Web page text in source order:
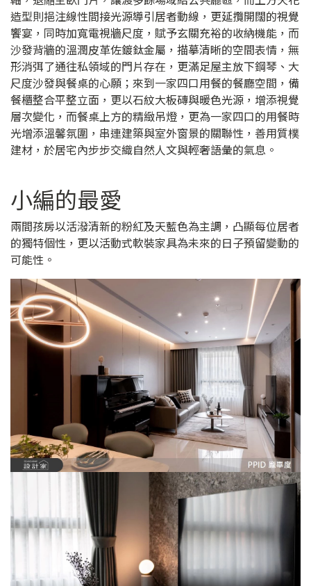
造型則挹注線性間接光源導引居者動線，更延攬開闊的視覺
饗宴，同時加寬電視牆尺度，賦予玄關充裕的收納機能，而
沙發背牆的溫潤皮革佐鍍鈦金屬，描摹清晰的空間表情，無
形消弭了通往私領域的門片存在，更滿足屋主放下鋼琴、大
尺度沙發與餐桌的心願；來到一家四口用餐的餐廳空間，備
餐櫃整合平整立面，更以石紋大板磚與暖色光源，增添視覺
層次變化，而餐桌上方的精緻吊燈，更為一家四口的用餐時
光增添溫馨氛圍，串連建築與室外窗景的關聯性，善用質樸
建材，於居宅內步步交織自然人文與輕奢語彙的氣息。
小編的最愛
兩間孩房以活潑清新的粉紅及天藍色為主調，凸顯每位居者
的獨特個性，更以活動式軟裝家具為未來的日子預留變動的
可能性。